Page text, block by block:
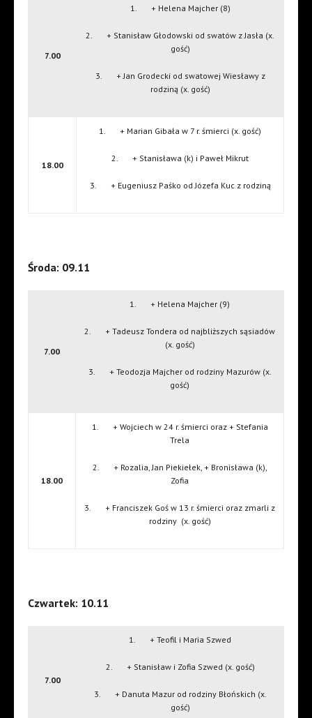
7.00
1. + Helena Majcher (8)
2. + Stanisław Głodowski od swatów z Jasła (x.
gość)
3. + Jan Grodecki od swatowej Wiesławy z
rodziną (x. gość)
18.00
1. + Marian Gibała w 7 r. śmierci (x. gość)
2. + Stanisława (k) i Paweł Mikrut
3. + Eugeniusz Paśko od Józefa Kuc z rodziną
Środa: 09.11
7.00
1. + Helena Majcher (9)
2. + Tadeusz Tondera od najbliższych sąsiadów
(x. gość)
3. + Teodozja Majcher od rodziny Mazurów (x.
gość)
18.00
1. + Wojciech w 24 r. śmierci oraz + Stefania
Trela
2. + Rozalia, Jan Piekiełek, + Bronisława (k),
Zofia
3. + Franciszek Goś w 13 r. śmierci oraz zmarli z
rodziny (x. gość)
Czwartek: 10.11
7.00
1. + Teofil i Maria Szwed
2. + Stanisław i Zofia Szwed (x. gość)
3. + Danuta Mazur od rodziny Błońskich (x.
gość)